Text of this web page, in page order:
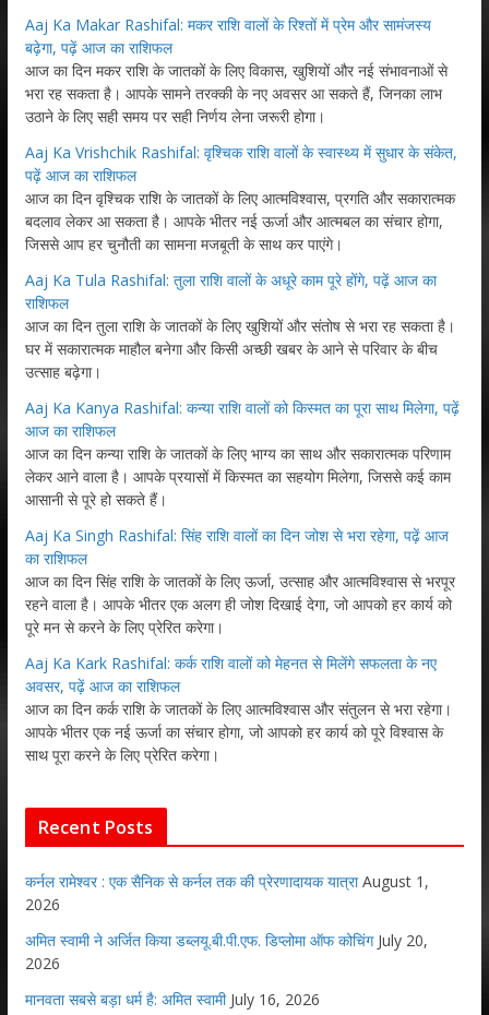
Aaj Ka Makar Rashifal: मकर राशि वालों के रिश्तों में प्रेम और सामंजस्य
बढ़ेगा, पढ़ें आज का राशिफल
आज का दिन मकर राशि के जातकों के लिए विकास, खुशियों और नई संभावनाओं से
भरा रह सकता है। आपके सामने तरक्की के नए अवसर आ सकते हैं, जिनका लाभ
उठाने के लिए सही समय पर सही निर्णय लेना जरूरी होगा।
Aaj Ka Vrishchik Rashifal: वृश्चिक राशि वालों के स्वास्थ्य में सुधार के संकेत,
पढ़ें आज का राशिफल
आज का दिन वृश्चिक राशि के जातकों के लिए आत्मविश्वास, प्रगति और सकारात्मक
बदलाव लेकर आ सकता है। आपके भीतर नई ऊर्जा और आत्मबल का संचार होगा,
जिससे आप हर चुनौती का सामना मजबूती के साथ कर पाएंगे।
Aaj Ka Tula Rashifal: तुला राशि वालों के अधूरे काम पूरे होंगे, पढ़ें आज का
राशिफल
आज का दिन तुला राशि के जातकों के लिए खुशियों और संतोष से भरा रह सकता है।
घर में सकारात्मक माहौल बनेगा और किसी अच्छी खबर के आने से परिवार के बीच
उत्साह बढ़ेगा।
Aaj Ka Kanya Rashifal: कन्या राशि वालों को किस्मत का पूरा साथ मिलेगा, पढ़ें
आज का राशिफल
आज का दिन कन्या राशि के जातकों के लिए भाग्य का साथ और सकारात्मक परिणाम
लेकर आने वाला है। आपके प्रयासों में किस्मत का सहयोग मिलेगा, जिससे कई काम
आसानी से पूरे हो सकते हैं।
Aaj Ka Singh Rashifal: सिंह राशि वालों का दिन जोश से भरा रहेगा, पढ़ें आज
का राशिफल
आज का दिन सिंह राशि के जातकों के लिए ऊर्जा, उत्साह और आत्मविश्वास से भरपूर
रहने वाला है। आपके भीतर एक अलग ही जोश दिखाई देगा, जो आपको हर कार्य को
पूरे मन से करने के लिए प्रेरित करेगा।
Aaj Ka Kark Rashifal: कर्क राशि वालों को मेहनत से मिलेंगे सफलता के नए
अवसर, पढ़ें आज का राशिफल
आज का दिन कर्क राशि के जातकों के लिए आत्मविश्वास और संतुलन से भरा रहेगा।
आपके भीतर एक नई ऊर्जा का संचार होगा, जो आपको हर कार्य को पूरे विश्वास के
साथ पूरा करने के लिए प्रेरित करेगा।
Recent Posts
कर्नल रामेश्वर : एक सैनिक से कर्नल तक की प्रेरणादायक यात्रा August 1,
2026
अमित स्वामी ने अर्जित किया डब्लयू.बी.पी.एफ. डिप्लोमा ऑफ कोचिंग July 20,
2026
मानवता सबसे बड़ा धर्म है: अमित स्वामी July 16, 2026